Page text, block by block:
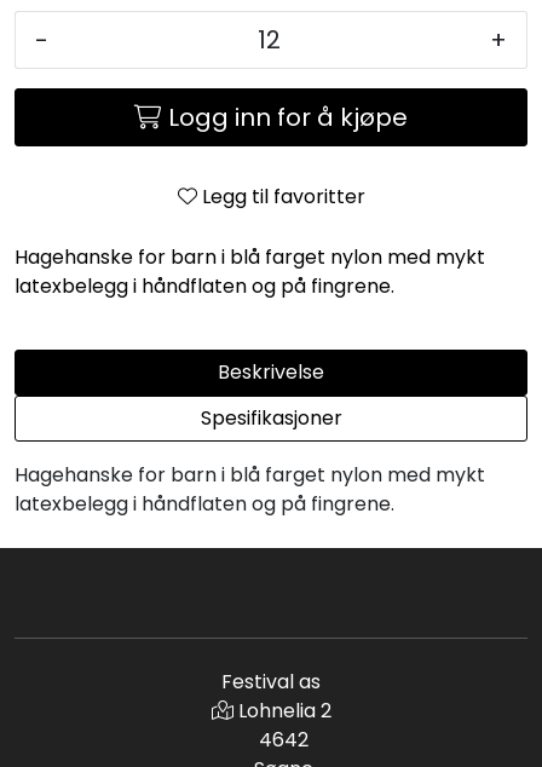
- +
Logg inn for å kjøpe
Legg til favoritter
Hagehanske for barn i blå farget nylon med mykt
latexbelegg i håndflaten og på fingrene.
Beskrivelse
Spesifikasjoner
Hagehanske for barn i blå farget nylon med mykt
latexbelegg i håndflaten og på fingrene.
Festival as
Lohnelia 2
4642